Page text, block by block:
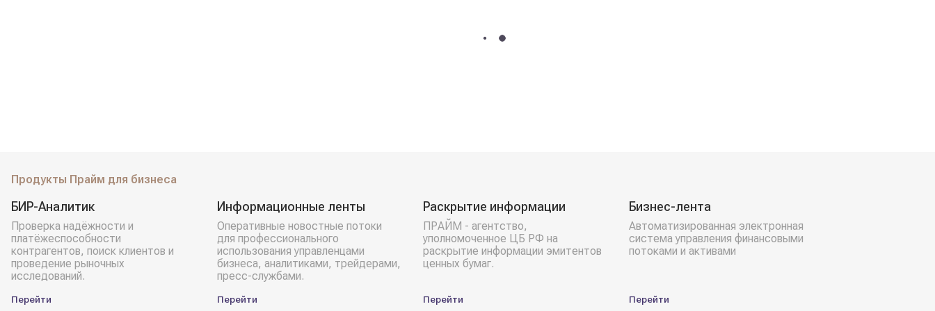
Продукты Прайм для бизнеса
БИР-Аналитик
Проверка надёжности и
платёжеспособности
контрагентов, поиск клиентов и
проведение рыночных
исследований.
Перейти
Информационные ленты
Оперативные новостные потоки
для профессионального
использования управленцами
бизнеса, аналитиками, трейдерами,
пресс-службами.
Перейти
Раскрытие информации
ПРАЙМ - агентство,
уполномоченное ЦБ РФ на
раскрытие информации эмитентов
ценных бумаг.
Перейти
Бизнес-лента
Автоматизированная электронная
система управления финансовыми
потоками и активами
Перейти